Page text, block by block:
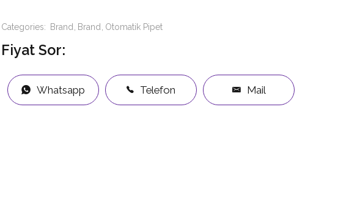
Categories: Brand Brand Otomatik Pipet
Fiyat Sor:
Whatsapp Telefon Mail